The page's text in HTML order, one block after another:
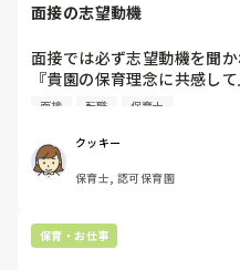
面接の志望動機
面接では必ず志望動機を聞
『貴園の保育理念に共感し
てると思いました』等々が
私自身、園の雰囲気とか園
正直なところ、家から通い
ところに重きを置いています
皆さんは、志望動機をどの
音はどうですか？
面接 転職 保育士
クッキー
保育士, 認可保育園
保育・お仕事